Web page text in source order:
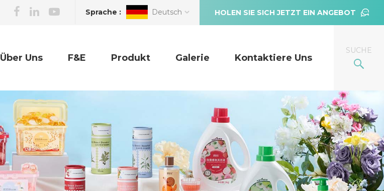
HOLEN SIE SICH JETZT EIN ANGEBOT
Sprache : Deutsch
SUCHE
Über Uns F&E Produkt Galerie Kontaktiere Uns